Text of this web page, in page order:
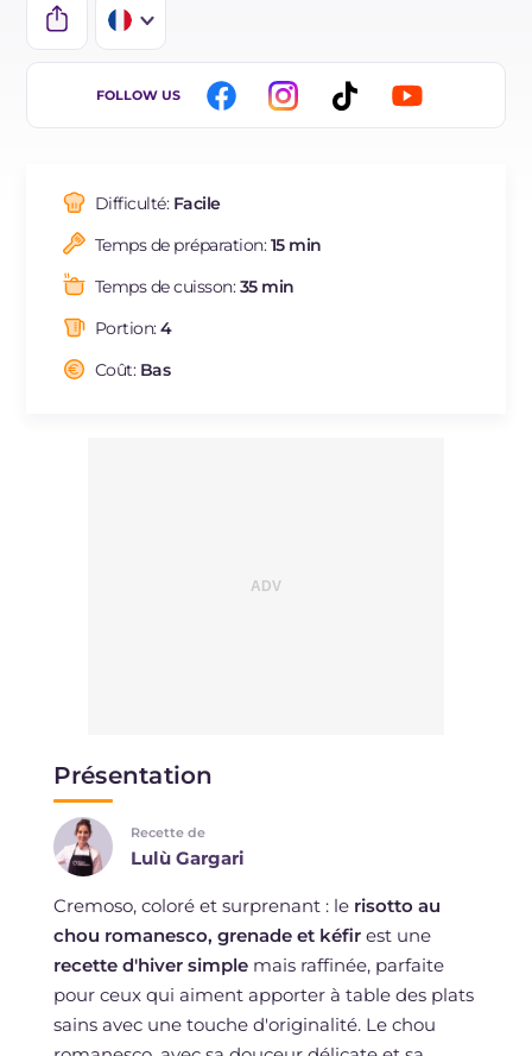
IT
DE
BR
NL
FOLLOW US
Difficulté: Facile
Temps de préparation:15 min
Temps de cuisson:35 min
Portion:4
Coût: Bas
Présentation
Recette de
Lulù Gargari
Cremoso, coloré et surprenant : le risotto au
chou romanesco, grenade et kéfirest une
recette d'hiver simplemais raffinée, parfaite
pour ceux qui aiment apporter à table des plats
sains avec une touche d'originalité. Le chou